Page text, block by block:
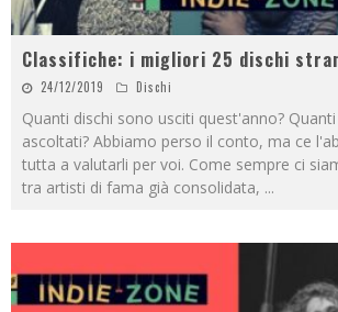
Classifiche: i migliori 25 dischi
24/12/2019 Dischi
Quanti dischi sono usciti quest'anno?
ascoltati? Abbiamo perso il conto, ma ce
tutta a valutarli per voi. Come sempre ci
tra artisti di fama già consolidata, ...